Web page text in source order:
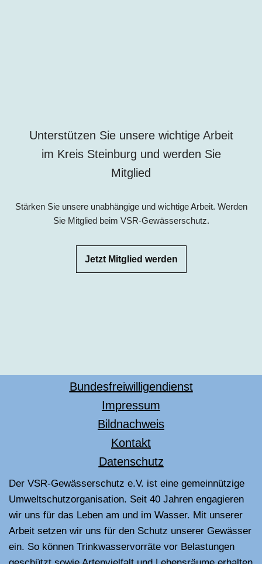
Unterstützen Sie unsere wichtige Arbeit
im Kreis Steinburg und werden Sie
Mitglied
Stärken Sie unsere unabhängige und wichtige Arbeit. Werden
Sie Mitglied beim VSR-Gewässerschutz.
Jetzt Mitglied werden
Bundesfreiwilligendienst
Impressum
Bildnachweis
Kontakt
Datenschutz
Der VSR-Gewässerschutz e.V. ist eine gemeinnützige
Umweltschutzorganisation. Seit 40 Jahren engagieren
wir uns für das Leben am und im Wasser. Mit unserer
Arbeit setzen wir uns für den Schutz unserer Gewässer
ein. So können Trinkwasservorräte vor Belastungen